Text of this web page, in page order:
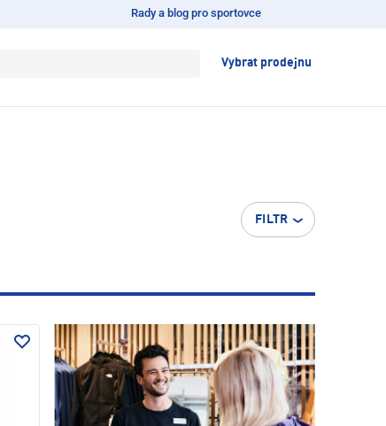
Rady a blog pro sportovce
Vybrat prodejnu
FILTR